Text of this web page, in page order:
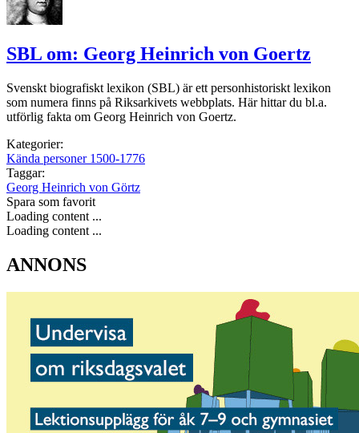
SBL om: Georg Heinrich von Goertz
Svenskt biografiskt lexikon (SBL) är ett personhistoriskt lexikon
som numera finns på Riksarkivets webbplats. Här hittar du bl.a.
utförlig fakta om Georg Heinrich von Goertz.
Kategorier:
Kända personer 1500-1776
Taggar:
Georg Heinrich von Görtz
Spara som favorit
Loading content ...
Loading content ...
ANNONS